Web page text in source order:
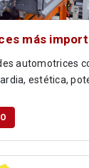
más
automotrices
estética,